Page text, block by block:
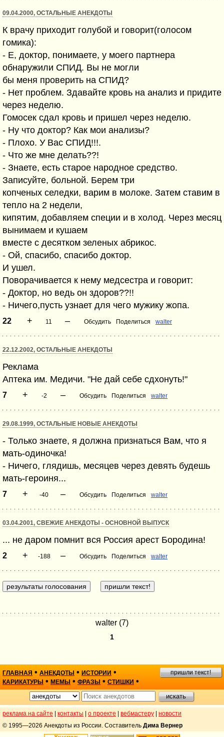
09.04.2000, ОСТАЛЬНЫЕ АНЕКДОТЫ
К врачу приходит голубой и говорит(голосом
гомика):
- Е, доктор, понимаете, у моего партнера
обнаружили СПИД. Вы не могли
бы меня проверить на СПИД?
- Нет проблем. Здавайте кровь на анализ и придите
через неделю.
Гомосек сдал кровь и пришел через неделю.
- Ну что доктор? Как мои анализы?
- Плохо. У Вас СПИД!!!.
- Что же мне делать??!
- Знаете, есть старое народное средство.
Записуйте, больной. Берем три
копченых селедки, варим в молоке. Затем ставим в
тепло на 2 недели,
кипятим, добавляем специи и в холод. Через месяц
вынимаем и кушаем
вместе с десятком зеленых абрикос.
- Ой, спасибо, спасибо доктор.
И ушел.
Поворачивается к нему медсестра и говорит:
- Доктор, но ведь он здоров??!!
- Ничего,пусть узнает для чего мужику жопа.
22 + 11 – Обсудить Поделиться walter
22.12.2002, ОСТАЛЬНЫЕ АНЕКДОТЫ
Реклама
Аптека им. Медичи. "Не дай себе сдхонуть!"
7 + -2 – Обсудить Поделиться walter
29.08.1999, ОСТАЛЬНЫЕ НОВЫЕ АНЕКДОТЫ
- Только знаете, я должна признаться Вам, что я
мать-одиночка!
- Ничего, глядишь, месяцев через девять будешь
мать-героиня...
7 + -40 – Обсудить Поделиться walter
03.04.2001, СВЕЖИЕ АНЕКДОТЫ - ОСНОВНОЙ ВЫПУСК
... не даром помнит вся Россия арест Бородина!
2 + -188 – Обсудить Поделиться walter
walter (7)
1
ГЛАВНАЯ • АНЕКДОТЫ • ИСТОРИИ •
КАРИКАТУРЫ • МЕМЫ • ФРАЗЫ • СТИШКИ •
пришли текст!
реклама на сайте контакты о проекте вебмастеру
новости
© 1995—2026 Анекдоты из России. Составитель Дима Вернер